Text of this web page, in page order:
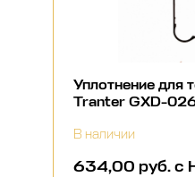
Уплотнение для
Tranter GXD-
В наличии
634,00 руб. с